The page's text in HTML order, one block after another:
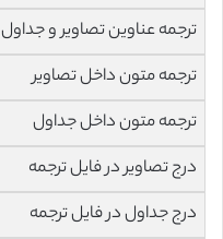
ترجمه عناوین تصاویر و جداول
ترجمه متون داخل تصاویر
ترجمه متون داخل جداول
درج تصاویر در فایل ترجمه
درج جداول در فایل ترجمه